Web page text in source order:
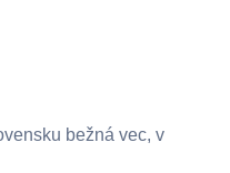
bežná vec, v